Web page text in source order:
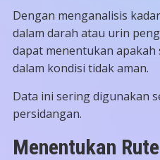
Dengan menganalisis
dalam darah atau urin
dapat menentukan
dalam kondisi tidak aman.
Data ini sering digunakan
persidangan.
Menentukan